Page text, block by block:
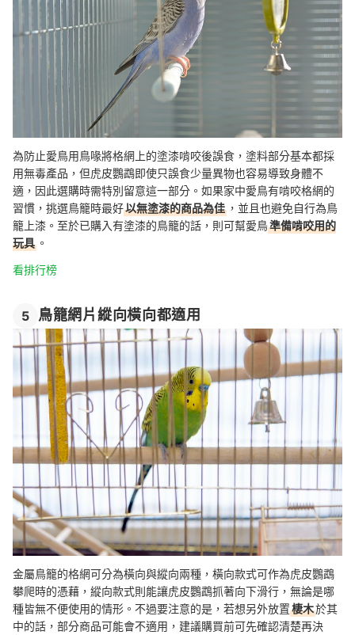
為防止愛鳥用鳥喙將格網上的塗漆啃咬後誤食，塗料部分基本都採
用無毒產品，但虎皮鸚鵡即使只誤食少量異物也容易導致身體不
適，因此選購時需特別留意這一部分。如果家中愛鳥有啃咬格網的
習慣，挑選鳥籠時最好以無塗漆的商品為佳 ，並且也避免自行為鳥
籠上漆。至於已購入有塗漆的鳥籠的話，則可幫愛鳥準備啃咬用的
玩具 。
看排行榜
5 鳥籠網片縱向橫向都適用
金屬鳥籠的格網可分為橫向與縱向兩種，橫向款式可作為虎皮鸚鵡
攀爬時的憑藉，縱向款式則能讓虎皮鸚鵡抓著向下滑行，無論是哪
種皆無不便使用的情形。不過要注意的是，若想另外放置棲木於其
中的話，部分商品可能會不適用，建議購買前可先確認清楚再決